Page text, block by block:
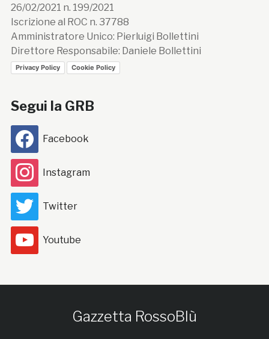
26/02/2021 n. 199/2021
Iscrizione al ROC n. 37788
Amministratore Unico: Pierluigi Bollettini
Direttore Responsabile: Daniele Bollettini
Privacy Policy Cookie Policy
Segui la GRB
Facebook
Instagram
Twitter
Youtube
Gazzetta RossoBlù